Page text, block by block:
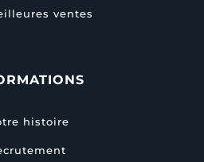
ventes
histoire